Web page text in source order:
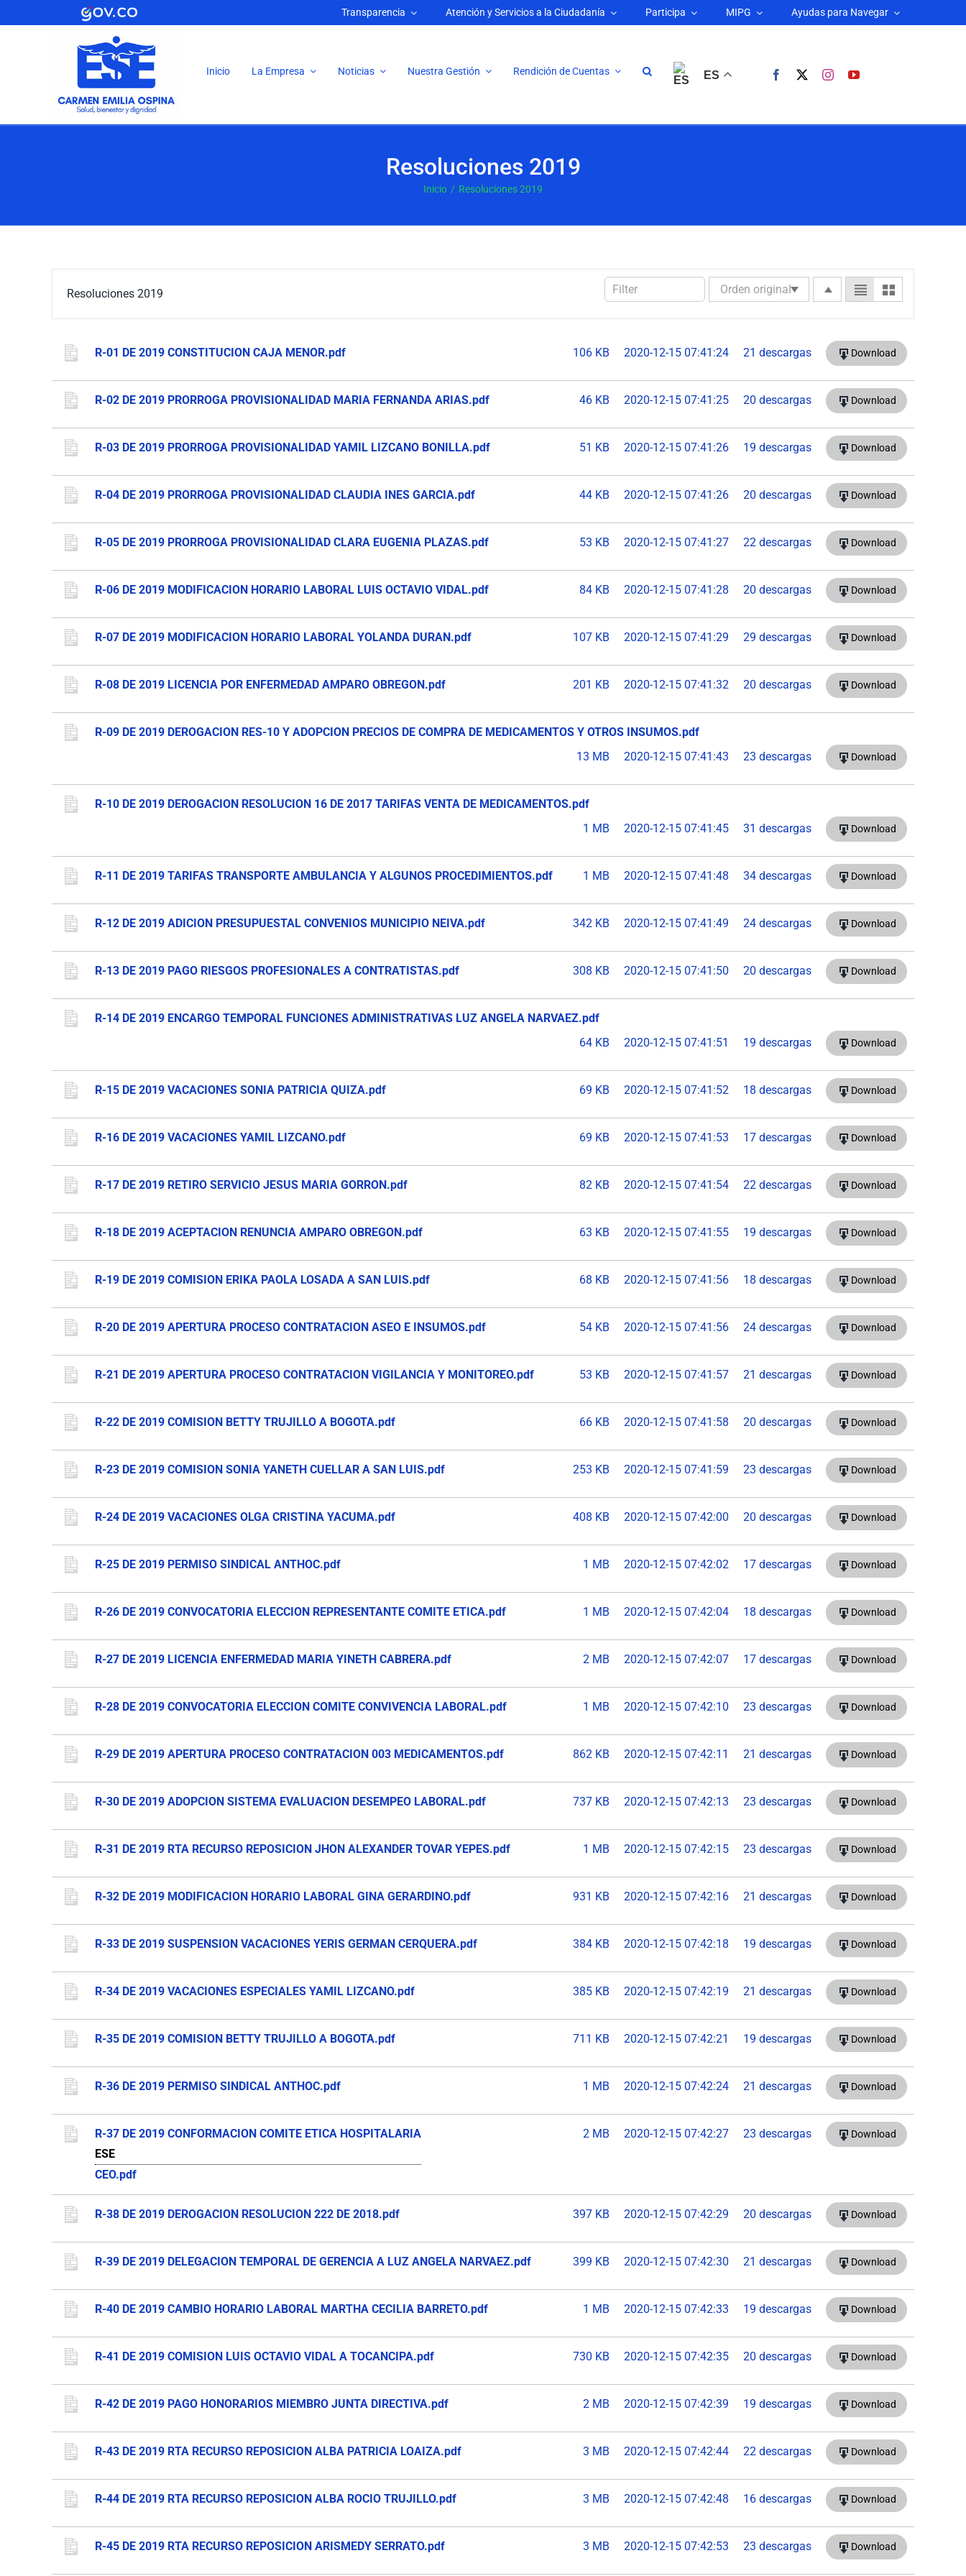
al
Transparencia Atención y Servicios a la Ciudadanía Participa MIPG Ayudas para Navegar
Inicio La Empresa Noticias Nuestra Gestión Rendición de Cuentas ES
Resoluciones 2019
Inicio Resoluciones 2019
Resoluciones 2019
R-01 DE 2019 CONSTITUCION CAJA MENOR.pdf 106 KB 2020-12-15 07:41:24 21 descargas Download
R-02 DE 2019 PRORROGA PROVISIONALIDAD MARIA FERNANDA ARIAS.pdf 46 KB 2020-12-15 07:41:25 20 descargas Download
R-03 DE 2019 PRORROGA PROVISIONALIDAD YAMIL LIZCANO BONILLA.pdf 51 KB 2020-12-15 07:41:26 19 descargas Download
R-04 DE 2019 PRORROGA PROVISIONALIDAD CLAUDIA INES GARCIA.pdf 44 KB 2020-12-15 07:41:26 20 descargas Download
R-05 DE 2019 PRORROGA PROVISIONALIDAD CLARA EUGENIA PLAZAS.pdf 53 KB 2020-12-15 07:41:27 22 descargas Download
R-06 DE 2019 MODIFICACION HORARIO LABORAL LUIS OCTAVIO VIDAL.pdf 84 KB 2020-12-15 07:41:28 20 descargas Download
R-07 DE 2019 MODIFICACION HORARIO LABORAL YOLANDA DURAN.pdf 107 KB 2020-12-15 07:41:29 29 descargas Download
R-08 DE 2019 LICENCIA POR ENFERMEDAD AMPARO OBREGON.pdf 201 KB 2020-12-15 07:41:32 20 descargas Download
R-09 DE 2019 DEROGACION RES-10 Y ADOPCION PRECIOS DE COMPRA DE MEDICAMENTOS Y OTROS INSUMOS.pdf
13 MB
2020-12-15 07:41:43 23 descargas Download
R-10 DE 2019 DEROGACION RESOLUCION 16 DE 2017 TARIFAS VENTA DE MEDICAMENTOS.pdf
1 MB
2020-12-15 07:41:45 31 descargas Download
R-11 DE 2019 TARIFAS TRANSPORTE AMBULANCIA Y ALGUNOS PROCEDIMIENTOS.pdf 1 MB 2020-12-15 07:41:48 34 descargas Download
R-12 DE 2019 ADICION PRESUPUESTAL CONVENIOS MUNICIPIO NEIVA.pdf 342 KB 2020-12-15 07:41:49 24 descargas Download
R-13 DE 2019 PAGO RIESGOS PROFESIONALES A CONTRATISTAS.pdf 308 KB 2020-12-15 07:41:50 20 descargas Download
R-14 DE 2019 ENCARGO TEMPORAL FUNCIONES ADMINISTRATIVAS LUZ ANGELA NARVAEZ.pdf
64 KB
2020-12-15 07:41:51 19 descargas Download
R-15 DE 2019 VACACIONES SONIA PATRICIA QUIZA.pdf 69 KB 2020-12-15 07:41:52 18 descargas Download
R-16 DE 2019 VACACIONES YAMIL LIZCANO.pdf 69 KB 2020-12-15 07:41:53 17 descargas Download
R-17 DE 2019 RETIRO SERVICIO JESUS MARIA GORRON.pdf 82 KB 2020-12-15 07:41:54 22 descargas Download
R-18 DE 2019 ACEPTACION RENUNCIA AMPARO OBREGON.pdf 63 KB 2020-12-15 07:41:55 19 descargas Download
R-19 DE 2019 COMISION ERIKA PAOLA LOSADA A SAN LUIS.pdf 68 KB 2020-12-15 07:41:56 18 descargas Download
R-20 DE 2019 APERTURA PROCESO CONTRATACION ASEO E INSUMOS.pdf 54 KB 2020-12-15 07:41:56 24 descargas Download
R-21 DE 2019 APERTURA PROCESO CONTRATACION VIGILANCIA Y MONITOREO.pdf 53 KB 2020-12-15 07:41:57 21 descargas Download
R-22 DE 2019 COMISION BETTY TRUJILLO A BOGOTA.pdf 66 KB 2020-12-15 07:41:58 20 descargas Download
R-23 DE 2019 COMISION SONIA YANETH CUELLAR A SAN LUIS.pdf 253 KB 2020-12-15 07:41:59 23 descargas Download
R-24 DE 2019 VACACIONES OLGA CRISTINA YACUMA.pdf 408 KB 2020-12-15 07:42:00 20 descargas Download
R-25 DE 2019 PERMISO SINDICAL ANTHOC.pdf 1 MB 2020-12-15 07:42:02 17 descargas Download
R-26 DE 2019 CONVOCATORIA ELECCION REPRESENTANTE COMITE ETICA.pdf 1 MB 2020-12-15 07:42:04 18 descargas Download
R-27 DE 2019 LICENCIA ENFERMEDAD MARIA YINETH CABRERA.pdf 2 MB 2020-12-15 07:42:07 17 descargas Download
R-28 DE 2019 CONVOCATORIA ELECCION COMITE CONVIVENCIA LABORAL.pdf 1 MB 2020-12-15 07:42:10 23 descargas Download
R-29 DE 2019 APERTURA PROCESO CONTRATACION 003 MEDICAMENTOS.pdf 862 KB 2020-12-15 07:42:11 21 descargas Download
R-30 DE 2019 ADOPCION SISTEMA EVALUACION DESEMPEO LABORAL.pdf 737 KB 2020-12-15 07:42:13 23 descargas Download
R-31 DE 2019 RTA RECURSO REPOSICION JHON ALEXANDER TOVAR YEPES.pdf 1 MB 2020-12-15 07:42:15 23 descargas Download
R-32 DE 2019 MODIFICACION HORARIO LABORAL GINA GERARDINO.pdf 931 KB 2020-12-15 07:42:16 21 descargas Download
R-33 DE 2019 SUSPENSION VACACIONES YERIS GERMAN CERQUERA.pdf 384 KB 2020-12-15 07:42:18 19 descargas Download
R-34 DE 2019 VACACIONES ESPECIALES YAMIL LIZCANO.pdf 385 KB 2020-12-15 07:42:19 21 descargas Download
R-35 DE 2019 COMISION BETTY TRUJILLO A BOGOTA.pdf 711 KB 2020-12-15 07:42:21 19 descargas Download
R-36 DE 2019 PERMISO SINDICAL ANTHOC.pdf 1 MB 2020-12-15 07:42:24 21 descargas Download
R-37 DE 2019 CONFORMACION COMITE ETICA HOSPITALARIA
ESE
CEO.pdf
2 MB 2020-12-15 07:42:27 23 descargas Download
R-38 DE 2019 DEROGACION RESOLUCION 222 DE 2018.pdf 397 KB 2020-12-15 07:42:29 20 descargas Download
R-39 DE 2019 DELEGACION TEMPORAL DE GERENCIA A LUZ ANGELA NARVAEZ.pdf 399 KB 2020-12-15 07:42:30 21 descargas Download
R-40 DE 2019 CAMBIO HORARIO LABORAL MARTHA CECILIA BARRETO.pdf 1 MB 2020-12-15 07:42:33 19 descargas Download
R-41 DE 2019 COMISION LUIS OCTAVIO VIDAL A TOCANCIPA.pdf 730 KB 2020-12-15 07:42:35 20 descargas Download
R-42 DE 2019 PAGO HONORARIOS MIEMBRO JUNTA DIRECTIVA.pdf 2 MB 2020-12-15 07:42:39 19 descargas Download
R-43 DE 2019 RTA RECURSO REPOSICION ALBA PATRICIA LOAIZA.pdf 3 MB 2020-12-15 07:42:44 22 descargas Download
R-44 DE 2019 RTA RECURSO REPOSICION ALBA ROCIO TRUJILLO.pdf 3 MB 2020-12-15 07:42:48 16 descargas Download
R-45 DE 2019 RTA RECURSO REPOSICION ARISMEDY SERRATO.pdf 3 MB 2020-12-15 07:42:53 23 descargas Download